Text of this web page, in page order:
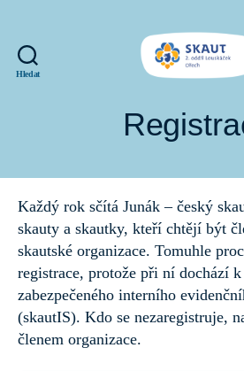
Hledat
Každý rok sčítá Junák – český
skauty a skautky, kteří chtějí být
skautské organizace. Tomuhle
registrace, protože při ní dochází
zabezpečeného interního
(skautIS). Kdo se nezaregistruje,
členem organizace.